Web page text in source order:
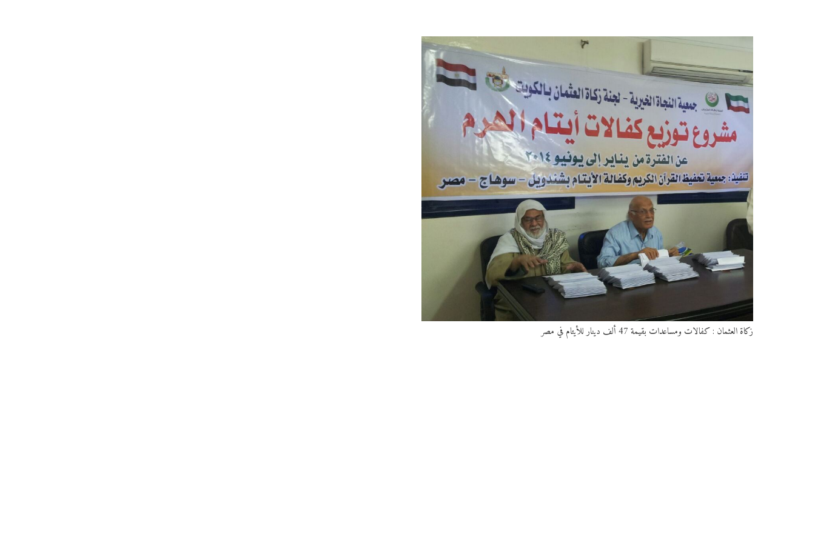
زكاة العثمان : كفالات ومساعدات بقيمة 47 ألف دينار للأيتام في مصر